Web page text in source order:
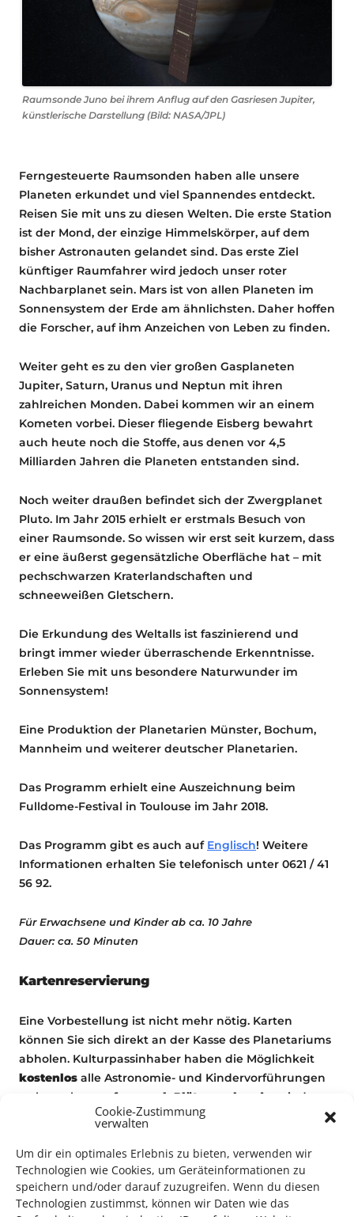
Cookie-Zustimmung
verwalten
Um dir ein optimales Erlebnis zu bieten, verwenden wir
Technologien wie Cookies, um Geräteinformationen zu
speichern und/oder darauf zuzugreifen. Wenn du diesen
Technologien zustimmst, können wir Daten wie das
Raumsonde Juno bei ihrem Anflug auf den Gasriesen Jupiter,
künstlerische Darstellung (Bild: NASA/JPL)
Ferngesteuerte Raumsonden haben alle unsere
Planeten erkundet und viel Spannendes entdeckt.
Reisen Sie mit uns zu diesen Welten. Die erste Station
ist der Mond, der einzige Himmelskörper, auf dem
bisher Astronauten gelandet sind. Das erste Ziel
künftiger Raumfahrer wird jedoch unser roter
Nachbarplanet sein. Mars ist von allen Planeten im
Sonnensystem der Erde am ähnlichsten. Daher hoffen
die Forscher, auf ihm Anzeichen von Leben zu finden.
Weiter geht es zu den vier großen Gasplaneten
Jupiter, Saturn, Uranus und Neptun mit ihren
zahlreichen Monden. Dabei kommen wir an einem
Kometen vorbei. Dieser fliegende Eisberg bewahrt
auch heute noch die Stoffe, aus denen vor 4,5
Milliarden Jahren die Planeten entstanden sind.
Noch weiter draußen befindet sich der Zwergplanet
Pluto. Im Jahr 2015 erhielt er erstmals Besuch von
einer Raumsonde. So wissen wir erst seit kurzem, dass
er eine äußerst gegensätzliche Oberfläche hat – mit
pechschwarzen Kraterlandschaften und
schneeweißen Gletschern.
Die Erkundung des Weltalls ist faszinierend und
bringt immer wieder überraschende Erkenntnisse.
Erleben Sie mit uns besondere Naturwunder im
Sonnensystem!
Eine Produktion der Planetarien Münster, Bochum,
Mannheim und weiterer deutscher Planetarien.
Das Programm erhielt eine Auszeichnung beim
Fulldome-Festival in Toulouse im Jahr 2018.
Das Programm gibt es auch auf Englisch! Weitere
Informationen erhalten Sie telefonisch unter 0621 / 41
56 92.
Für Erwachsene und Kinder ab ca. 10 Jahre
Dauer: ca. 50 Minuten
Kartenreservierung
Eine Vorbestellung ist nicht mehr nötig. Karten
können Sie sich direkt an der Kasse des Planetariums
abholen. Kulturpassinhaber haben die Möglichkeit
kostenlos alle Astronomie- und Kindervorführungen
zu besuchen
so fern noch Plätze vorhanden
sind.
Sonderveranstaltungen sind von dem kostenlosen
Planetarium